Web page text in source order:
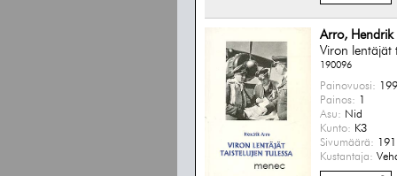
Arro, Hendrik
Viron lentäjät
190096
Painovuosi:
Painos:
Asu: Nid
Kunto: K3
Sivumäärä:
Kustantaja: